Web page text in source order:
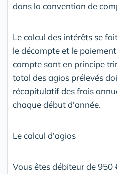
dans la convention de
Le calcul des intérêts se
le décompte et le
compte sont en principe
total des agios prélevés
récapitulatif des frais
chaque début d'année.
Le calcul d'agios
Vous êtes débiteur de 950